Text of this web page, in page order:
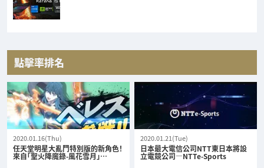
點擊率排名
2020.01.16(Thu)
任天堂明星大亂鬥特別版的新角色！
來自「聖火降魔錄-風花雪月」…
2020.01.21(Tue)
日本最大電信公司NTT東日本將設
立電競公司—NTTe-Sports